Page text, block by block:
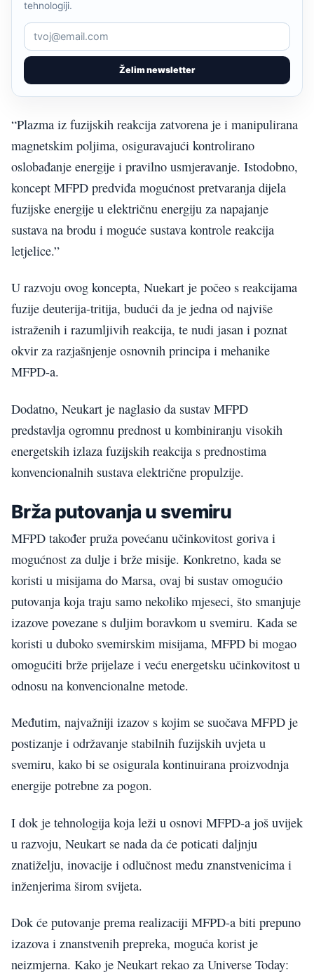
Želim newsletter
tehnologiji.
“Plazma iz fuzijskih reakcija zatvorena je i manipulirana
magnetskim poljima, osiguravajući kontrolirano
oslobađanje energije i pravilno usmjeravanje. Istodobno,
koncept MFPD predviđa mogućnost pretvaranja dijela
fuzijske energije u električnu energiju za napajanje
sustava na brodu i moguće sustava kontrole reakcija
letjelice.”
U razvoju ovog koncepta, Nuekart je počeo s reakcijama
fuzije deuterija-tritija, budući da je jedna od najviše
istraženih i razumljivih reakcija, te nudi jasan i poznat
okvir za razjašnjenje osnovnih principa i mehanike
MFPD-a.
Dodatno, Neukart je naglasio da sustav MFPD
predstavlja ogromnu prednost u kombiniranju visokih
energetskih izlaza fuzijskih reakcija s prednostima
konvencionalnih sustava električne propulzije.
Brža putovanja u svemiru
MFPD također pruža povećanu učinkovitost goriva i
mogućnost za dulje i brže misije. Konkretno, kada se
koristi u misijama do Marsa, ovaj bi sustav omogućio
putovanja koja traju samo nekoliko mjeseci, što smanjuje
izazove povezane s duljim boravkom u svemiru. Kada se
koristi u duboko svemirskim misijama, MFPD bi mogao
omogućiti brže prijelaze i veću energetsku učinkovitost u
odnosu na konvencionalne metode.
Međutim, najvažniji izazov s kojim se suočava MFPD je
postizanje i održavanje stabilnih fuzijskih uvjeta u
svemiru, kako bi se osigurala kontinuirana proizvodnja
energije potrebne za pogon.
I dok je tehnologija koja leži u osnovi MFPD-a još uvijek
u razvoju, Neukart se nada da će poticati daljnju
znatiželju, inovacije i odlučnost među znanstvenicima i
inženjerima širom svijeta.
Dok će putovanje prema realizaciji MFPD-a biti prepuno
izazova i znanstvenih prepreka, moguća korist je
neizmjerna. Kako je Neukart rekao za Universe Today: